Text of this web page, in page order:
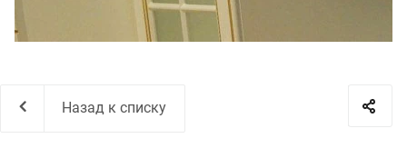
Назад к списку